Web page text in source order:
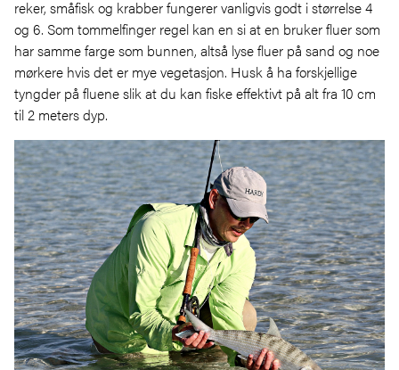
reker, småfisk og krabber fungerer vanligvis godt i størrelse 4
og 6. Som tommelfinger regel kan en si at en bruker fluer som
har samme farge som bunnen, altså lyse fluer på sand og noe
mørkere hvis det er mye vegetasjon. Husk å ha forskjellige
tyngder på fluene slik at du kan fiske effektivt på alt fra 10 cm
til 2 meters dyp.